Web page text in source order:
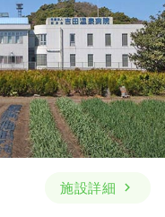
施設詳細